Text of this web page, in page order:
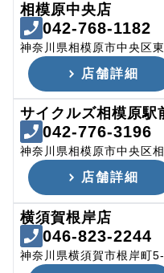
相模原中央店
042-768-1182
神奈川県相模原市中央区
店舗詳細
サイクルズ相模原駅
042-776-3196
神奈川県相模原市中央区
店舗詳細
横須賀根岸店
046-823-2244
神奈川県横須賀市根岸町